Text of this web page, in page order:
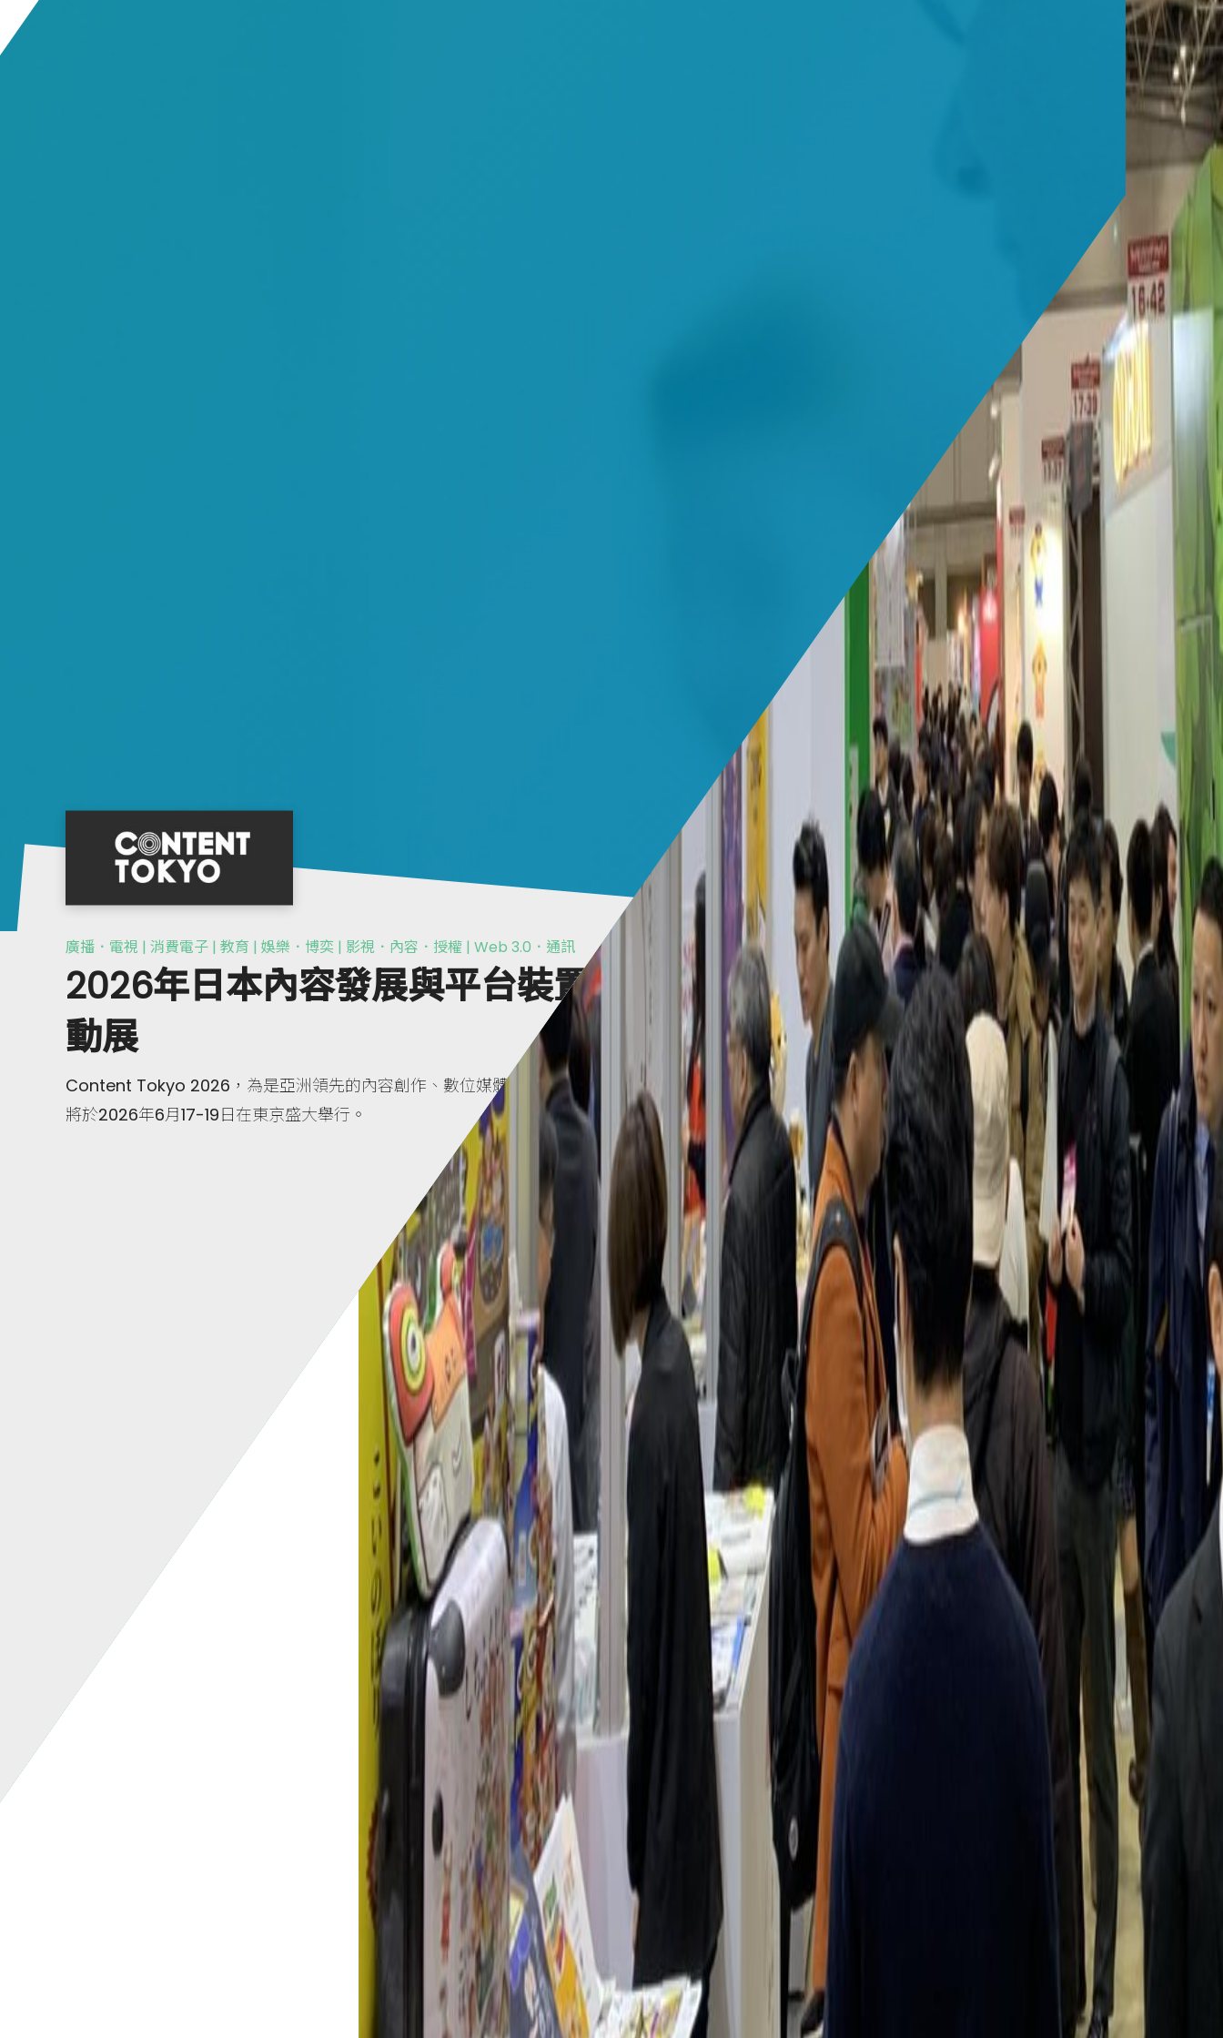
廣播．電視 | 消費電子 | 教育 | 娛樂．博奕 | 影視．內容．授權 | Web 3.0．通訊
2026年日本內容發展與平台裝置推
動展
Content Tokyo 2026，為是亞洲領先的內容創作、數位媒體、平台技術推動展，
將於2026年6月17-19日在東京盛大舉行。